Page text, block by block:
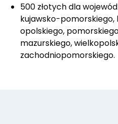
500 złotych dla
kujawsko-pomorskiego,
opolskiego,
mazurskiego,
zachodniopomorskiego.